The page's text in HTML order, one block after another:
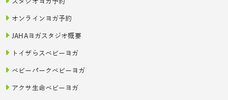
スタジオヨガ予約
オンラインヨガ予約
JAHAヨガスタジオ概要
トイザらスベビーヨガ
ベビーパークベビーヨガ
アクサ生命ベビーヨガ